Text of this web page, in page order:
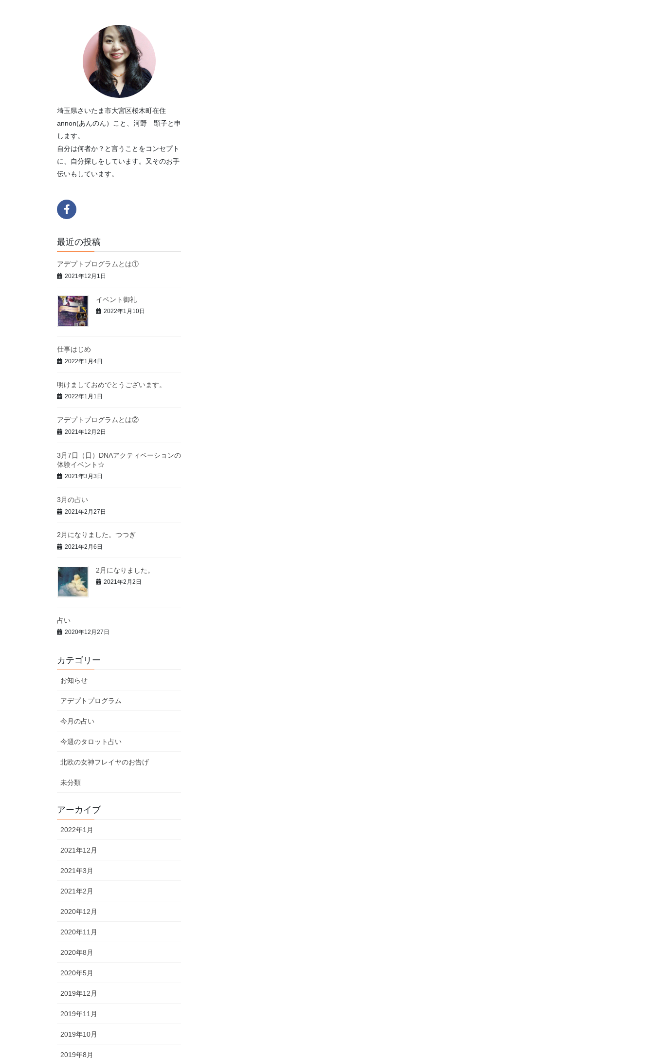
埼玉県さいたま市大宮区桜木町在住
annon(あんのん）こと、河野 顕子と申
します。
自分は何者か？と言うことをコンセプト
に、自分探しをしています。又そのお手
伝いもしています。
最近の投稿
アデプトプログラムとは①
2021年12月1日
イベント御礼
2022年1月10日
仕事はじめ
2022年1月4日
明けましておめでとうございます。
2022年1月1日
アデプトプログラムとは②
2021年12月2日
3月7日（日）DNAアクティベーションの
体験イベント☆
2021年3月3日
3月の占い
2021年2月27日
2月になりました。つつぎ
2021年2月6日
2月になりました。
2021年2月2日
占い
2020年12月27日
カテゴリー
お知らせ
アデプトプログラム
今月の占い
今週のタロット占い
北欧の女神フレイヤのお告げ
未分類
アーカイブ
2022年1月
2021年12月
2021年3月
2021年2月
2020年12月
2020年11月
2020年8月
2020年5月
2019年12月
2019年11月
2019年10月
2019年8月